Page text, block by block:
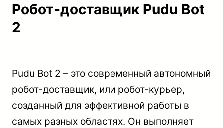
Робот-доставщик Pudu Bot
2
Pudu Bot 2 – это современный автономный
робот-доставщик, или робот-курьер,
созданный для эффективной работы в
самых разных областях. Он выполняет